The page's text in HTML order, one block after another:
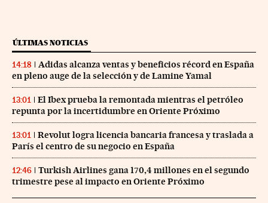
ÚLTIMAS NOTICIAS
14:18
Adidas alcanza ventas y beneficios récord en España
en pleno auge de la selección y de Lamine Yamal
13:01
El Ibex prueba la remontada mientras el petróleo
repunta por la incertidumbre en Oriente Próximo
13:01
Revolut logra licencia bancaria francesa y traslada a
París el centro de su negocio en España
12:46
Turkish Airlines gana 170,4 millones en el segundo
trimestre pese al impacto en Oriente Próximo